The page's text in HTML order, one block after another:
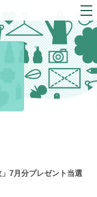
」7月分プレゼント当選